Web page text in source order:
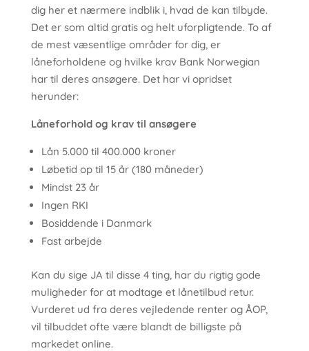
dig her et nærmere indblik i, hvad de kan tilbyde.
Det er som altid gratis og helt uforpligtende. To af
de mest væsentlige områder for dig, er
låneforholdene og hvilke krav Bank Norwegian
har til deres ansøgere. Det har vi opridset
herunder:
Låneforhold og krav til ansøgere
Lån 5.000 til 400.000 kroner
Løbetid op til 15 år (180 måneder)
Mindst 23 år
Ingen RKI
Bosiddende i Danmark
Fast arbejde
Kan du sige JA til disse 4 ting, har du rigtig gode
muligheder for at modtage et lånetilbud retur.
Vurderet ud fra deres vejledende renter og ÅOP,
vil tilbuddet ofte være blandt de billigste på
markedet online.